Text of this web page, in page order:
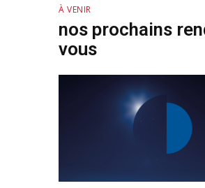
À VENIR
nos prochains
vous